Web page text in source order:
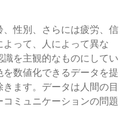
性別、さらには疲労、信
って、人によって異な
を主観的なものにしてい
数値化できるデータを提
ます。データは人間の目
ミュニケーションの問題